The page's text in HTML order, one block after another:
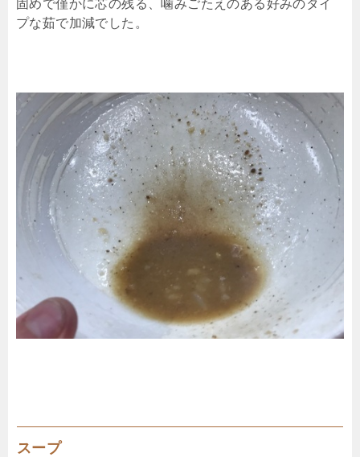
固めで僅かに芯の残る、噛みごたえのある好みのタイ
プな茹で加減でした。
スープ